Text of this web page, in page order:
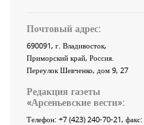
Почтовый адрес:
690091, г. Владивосток,
Приморский край, Россия
Переулок Шевченко, дом 9, 27
Редакция газеты
«Арсеньевские вести»:
Телефон: +7 (423) 240-70-21, факс: